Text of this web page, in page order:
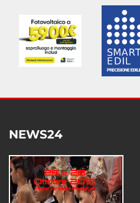
NEWS24